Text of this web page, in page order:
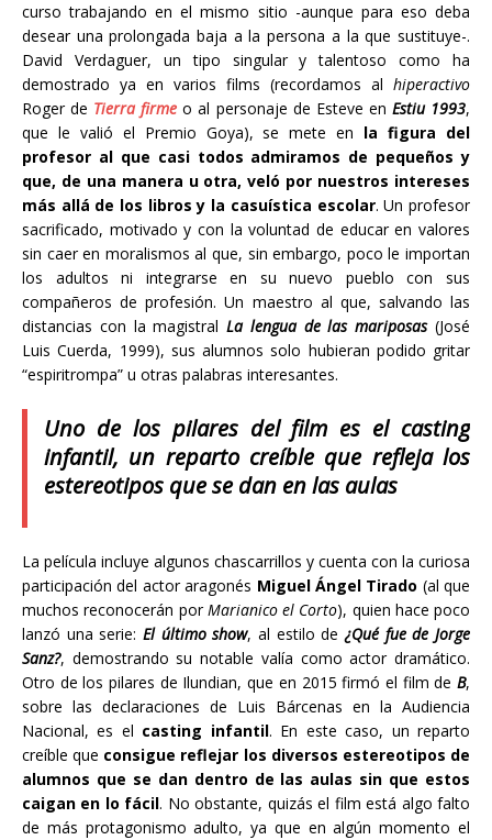
curso trabajando en el mismo sitio -aunque para eso deba
desear una prolongada baja a la persona a la que sustituye-.
David Verdaguer, un tipo singular y talentoso como ha
demostrado ya en varios films (recordamos al hiperactivo
Roger de Tierra firme o al personaje de Esteve en Estiu 1993,
que le valió el Premio Goya), se mete en la figura del
profesor al que casi todos admiramos de pequeños y
que, de una manera u otra, veló por nuestros intereses
más allá de los libros y la casuística escolar. Un profesor
sacrificado, motivado y con la voluntad de educar en valores
sin caer en moralismos al que, sin embargo, poco le importan
los adultos ni integrarse en su nuevo pueblo con sus
compañeros de profesión. Un maestro al que, salvando las
distancias con la magistralLa lengua de las mariposas(José
Luis Cuerda, 1999), sus alumnos solo hubieran podido gritar
“espiritrompa” u otras palabras interesantes.
Uno de los pilares del film es el casting
infantil, un reparto creíble que refleja los
estereotipos que se dan en las aulas
La película incluye algunos chascarrillos y cuenta con la curiosa
participación del actor aragonés Miguel Ángel Tirado (al que
muchos reconocerán porMarianico el Corto), quien hace poco
lanzó una serie: El último show, al estilo de¿Qué fue de Jorge
Sanz?, demostrando su notable valía como actor dramático.
Otro de los pilares de Ilundian, que en 2015 firmó el film de B,
sobre las declaraciones de Luis Bárcenas en la Audiencia
Nacional, es el casting infantil. En este caso, un reparto
creíble que consigue reflejar los diversos estereotipos de
alumnos que se dan dentro de las aulas sin que estos
caigan en lo fácil. No obstante, quizás el film está algo falto
de más protagonismo adulto, ya que en algún momento el